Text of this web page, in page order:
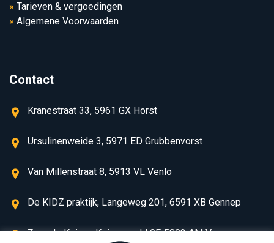
Tarieven & vergoedingen
Algemene Voorwaarden
Contact
Kranestraat 33, 5961 GX Horst
Ursulinenweide 3, 5971 ED Grubbenvorst
Van Millenstraat 8, 5913 VL Venlo
De KIDZ praktijk, Langeweg 201, 6591 XB Gennep
Zorg de Keizer, Keizersveld 9F, 5803 AM Venray